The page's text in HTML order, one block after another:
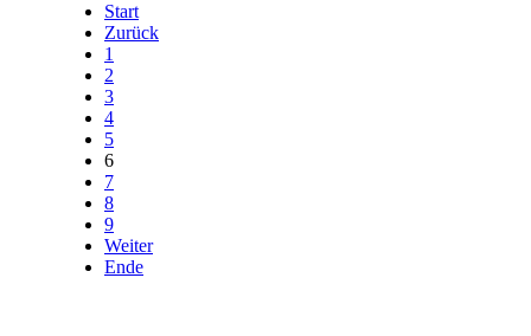
Start
Zurück
1
2
3
4
5
6
7
8
9
Weiter
Ende